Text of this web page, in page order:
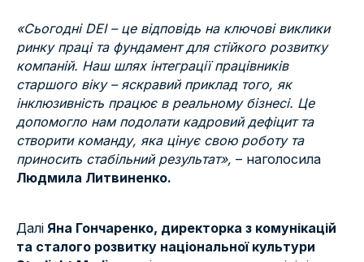
«Сьогодні DEI – це відповідь на ключові виклики
ринку праці та фундамент для стійкого розвитку
компаній. Наш шлях інтеграції працівників
старшого віку – яскравий приклад того, як
інклюзивність працює в реальному бізнесі. Це
допомогло нам подолати кадровий дефіцит та
створити команду, яка цінує свою роботу та
приносить стабільний результат», – наголосила
Людмила Литвиненко.
Далі Яна Гончаренко, директорка з комунікацій
та сталого розвитку національної культури